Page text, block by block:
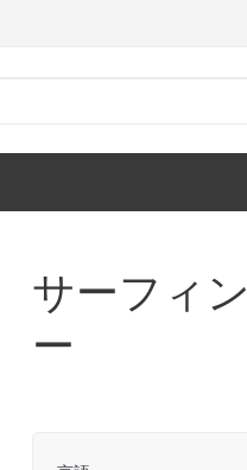
サーフィ
ー